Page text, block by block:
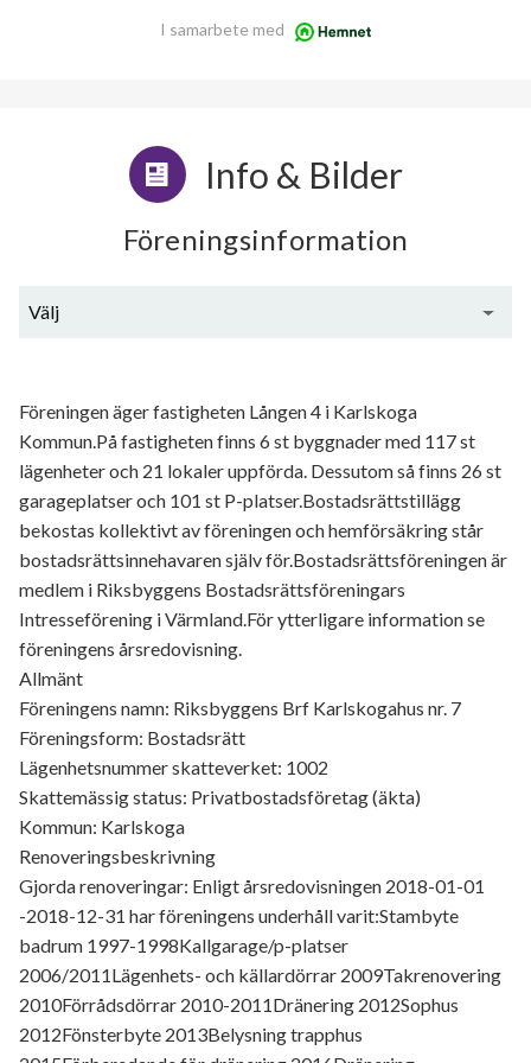
I samarbete med
Info & Bilder
Föreningsinformation
Välj
Föreningen äger fastigheten Lången 4 i Karlskoga
Kommun.På fastigheten finns 6 st byggnader med 117 st
lägenheter och 21 lokaler uppförda. Dessutom så finns 26 st
garageplatser och 101 st P-platser.Bostadsrättstillägg
bekostas kollektivt av föreningen och hemförsäkring står
bostadsrättsinnehavaren själv för.Bostadsrättsföreningen är
medlem i Riksbyggens Bostadsrättsföreningars
Intresseförening i Värmland.För ytterligare information se
föreningens årsredovisning.
Allmänt
Föreningens namn: Riksbyggens Brf Karlskogahus nr. 7
Föreningsform: Bostadsrätt
Lägenhetsnummer skatteverket: 1002
Skattemässig status: Privatbostadsföretag (äkta)
Kommun: Karlskoga
Renoveringsbeskrivning
Gjorda renoveringar: Enligt årsredovisningen 2018-01-01
-2018-12-31 har föreningens underhåll varit:Stambyte
badrum 1997-1998Kallgarage/p-platser
2006/2011Lägenhets- och källardörrar 2009Takrenovering
2010Förrådsdörrar 2010-2011Dränering 2012Sophus
2012Fönsterbyte 2013Belysning trapphus